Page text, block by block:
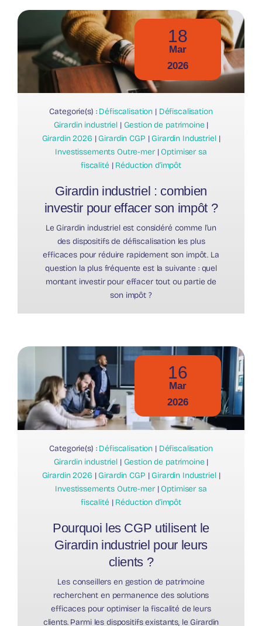
18
Mar
2026
Categorie(s) : Défiscalisation | Défiscalisation
Girardin industriel| Gestion de patrimoine |
Girardin 2026 | Girardin CGP | Girardin Industriel|
Investissements Outre-mer| Optimiser sa
fiscalité | Réduction d’impôt
Girardin industriel : combien
investir pour effacer son impôt ?
Le Girardin industriel est considéré comme l’un
des dispositifs de défiscalisation les plus
efficaces pour réduire rapidement son impôt. La
question la plus fréquente est la suivante : quel
montant investir pour effacer tout ou partie de
son impôt ?
16
Mar
2026
Categorie(s) : Défiscalisation | Défiscalisation
Girardin industriel| Gestion de patrimoine |
Girardin 2026 | Girardin CGP | Girardin Industriel|
Investissements Outre-mer| Optimiser sa
fiscalité | Réduction d’impôt
Pourquoi les CGP utilisent le
Girardin industriel pour leurs
clients ?
Les conseillers en gestion de patrimoine
recherchent en permanence des solutions
efficaces pour optimiser la fiscalité de leurs
clients. Parmi les dispositifs existants, le Girardin